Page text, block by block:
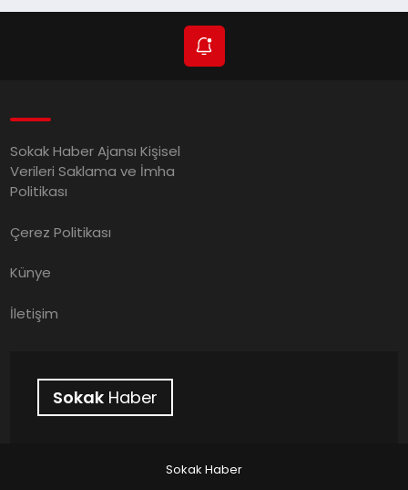
Sokak Haber Ajansı Kişisel
Verileri Saklama ve İmha
Politikası
Çerez Politikası
Künye
İletişim
Sokak Haber
Sokak Haber